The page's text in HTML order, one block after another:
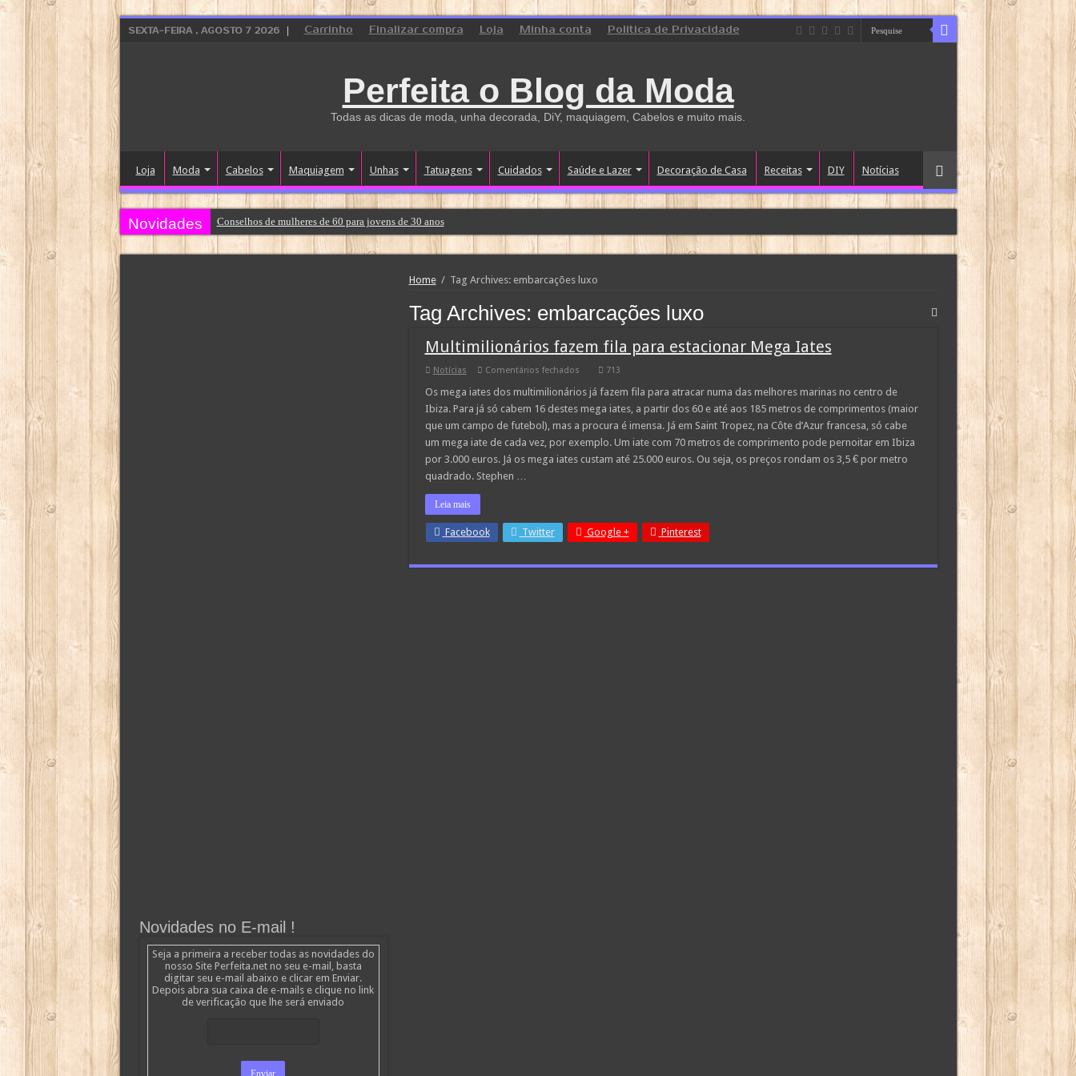
SEXTA-FEIRA , AGOSTO 7 2026 Carrinho Finalizar compra Loja Minha conta Politica de Privacidade
Perfeita o Blog da Moda
Todas as dicas de moda, unha decorada, DiY, maquiagem, Cabelos e muito mais.
Loja Moda Cabelos Maquiagem Unhas Tatuagens Cuidados Saúde e Lazer Decoração de Casa Receitas DIY Notícias
Novidades Conselhos de mulheres de 60 para jovens de 30 anos
Home / Tag Archives: embarcações luxo
Tag Archives: embarcações luxo
Multimilionários fazem fila para estacionar Mega Iates
Notícias Comentários fechadosem
fazem
fila
para
estacionar
Mega
Iates
713
Os mega iates dos multimilionários já fazem fila para atracar numa das melhores marinas no centro de
Ibiza. Para já só cabem 16 destes mega iates, a partir dos 60 e até aos 185 metros de comprimentos (maior
que um campo de futebol), mas a procura é imensa. Já em Saint Tropez, na Côte d’Azur francesa, só cabe
um mega iate de cada vez, por exemplo. Um iate com 70 metros de comprimento pode pernoitar em Ibiza
por 3.000 euros. Já os mega iates custam até 25.000 euros. Ou seja, os preços rondam os 3,5 € por metro
quadrado. Stephen …
Leia mais
Facebook Twitter Google + Pinterest
Novidades no E-mail !
Seja a primeira a receber todas as novidades do
nosso Site Perfeita.net no seu e-mail, basta
digitar seu e-mail abaixo e clicar em Enviar.
Depois abra sua caixa de e-mails e clique no link
de verificação que lhe será enviado